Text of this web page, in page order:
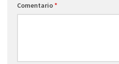
Comentario*